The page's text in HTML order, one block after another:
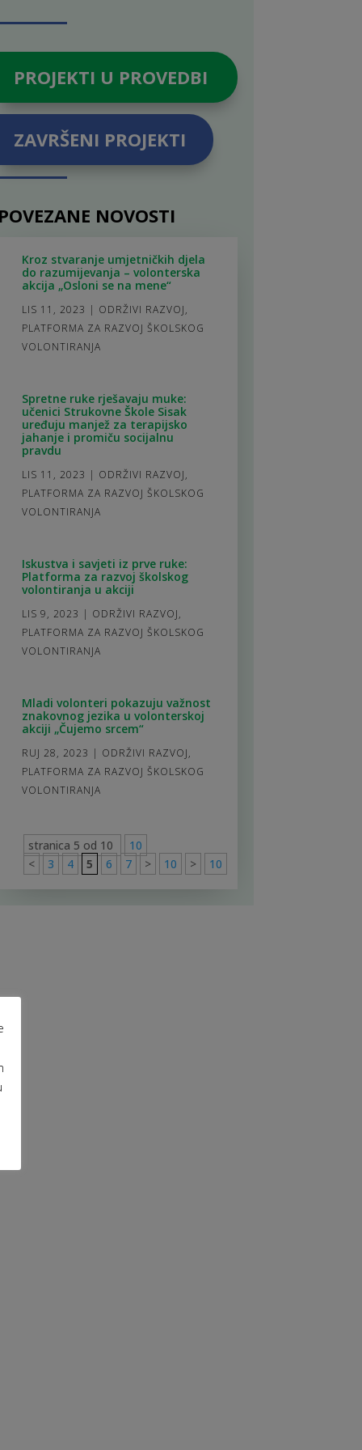
PROJEKTI U PROVEDBI
ZAVRŠENI PROJEKTI
NOVOSTI
Kroz stvaranje umjetničkih djela
do razumijevanja – volonterska
akcija „Osloni se na mene“
LIS 11, 2023 | ODRŽIVI RAZVOJ,
PLATFORMA ZA RAZVOJ ŠKOLSKOG
VOLONTIRANJA
Spretne ruke rješavaju muke:
učenici Strukovne Škole Sisak
uređuju manjež za terapijsko
jahanje i promiču socijalnu
pravdu
LIS 11, 2023 | ODRŽIVI RAZVOJ,
PLATFORMA ZA RAZVOJ ŠKOLSKOG
VOLONTIRANJA
Iskustva i savjeti iz prve ruke:
Platforma za razvoj školskog
volontiranja u akciji
LIS 9, 2023 | ODRŽIVI RAZVOJ,
PLATFORMA ZA RAZVOJ ŠKOLSKOG
VOLONTIRANJA
Mladi volonteri pokazuju važnost
znakovnog jezika u volonterskoj
akciji „Čujemo srcem“
RUJ 28, 2023 | ODRŽIVI RAZVOJ,
PLATFORMA ZA RAZVOJ ŠKOLSKOG
VOLONTIRANJA
stranica 5 od 10
10
<
3 4 5 6 7 > 10 > 10